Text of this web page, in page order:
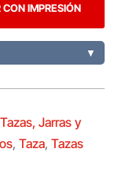
IMPRESIÓN
▼
Tazas, Jarras y
, Taza, Tazas